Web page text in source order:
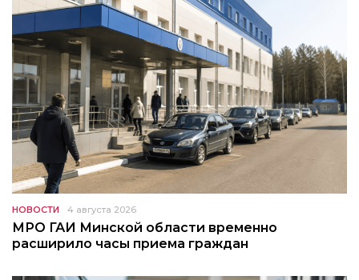
НОВОСТИ 4 августа 2026
МРО ГАИ Минской области временно
расширило часы приема граждан